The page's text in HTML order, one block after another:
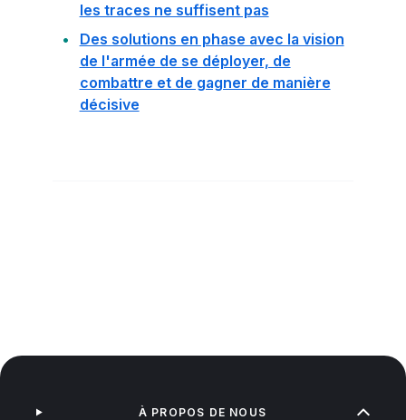
les traces ne suffisent pas
Des solutions en phase avec la vision
de l'armée de se déployer, de
combattre et de gagner de manière
décisive
À PROPOS DE NOUS